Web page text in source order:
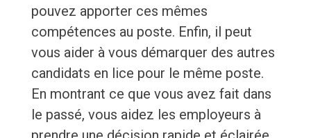
pouvez apporter ces mêmes
compétences au poste. Enfin, il peut
vous aider à vous démarquer des autres
candidats en lice pour le même poste.
En montrant ce que vous avez fait dans
le passé, vous aidez les employeurs à